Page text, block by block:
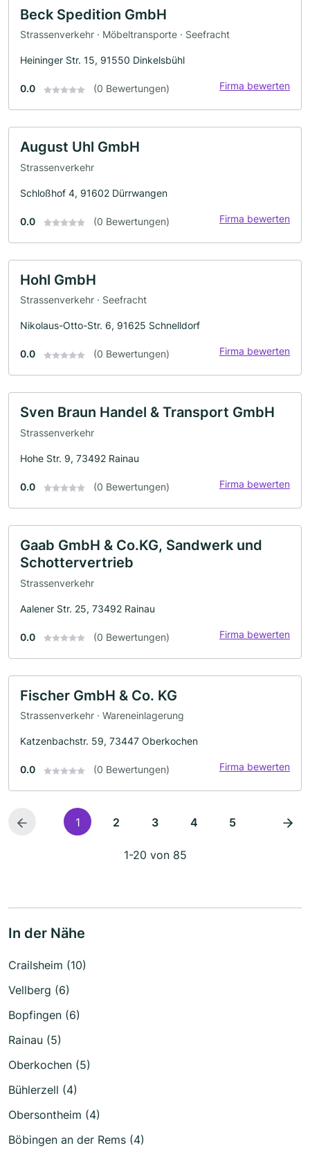
Beck Spedition GmbH
Strassenverkehr · Möbeltransporte · Seefracht
Heininger Str. 15, 91550 Dinkelsbühl
0.0 (0 Bewertungen) Firma bewerten
August Uhl GmbH
Strassenverkehr
Schloßhof 4, 91602 Dürrwangen
0.0 (0 Bewertungen) Firma bewerten
Hohl GmbH
Strassenverkehr · Seefracht
Nikolaus-Otto-Str. 6, 91625 Schnelldorf
0.0 (0 Bewertungen) Firma bewerten
Sven Braun Handel & Transport GmbH
Strassenverkehr
Hohe Str. 9, 73492 Rainau
0.0 (0 Bewertungen) Firma bewerten
Gaab GmbH & Co.KG, Sandwerk und
Schottervertrieb
Strassenverkehr
Aalener Str. 25, 73492 Rainau
0.0 (0 Bewertungen) Firma bewerten
Fischer GmbH & Co. KG
Strassenverkehr · Wareneinlagerung
Katzenbachstr. 59, 73447 Oberkochen
0.0 (0 Bewertungen) Firma bewerten
1 2 3 4 5
1-20 von 85
In der Nähe
Crailsheim (10)
Vellberg (6)
Bopfingen (6)
Rainau (5)
Oberkochen (5)
Bühlerzell (4)
Obersontheim (4)
Böbingen an der Rems (4)